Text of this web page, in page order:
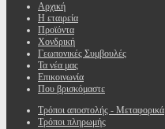
Αρχική
Η εταιρεία
Προϊόντα
Χονδρική
Γεωπονικές Συμβουλές
Τα νέα μας
Επικοινωνία
Που βρισκόμαστε
Τρόποι αποστολής - Μεταφορικά
Τρόποι πληρωμής